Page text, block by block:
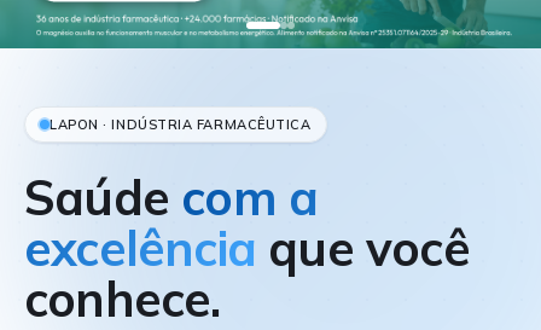
LAPON · INDÚSTRIA FARMACÊUTICA
Saúde com a
excelência que você
conhece.